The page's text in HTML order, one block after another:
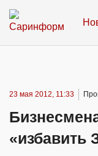
23 мая 2012, 11:33
«избавить